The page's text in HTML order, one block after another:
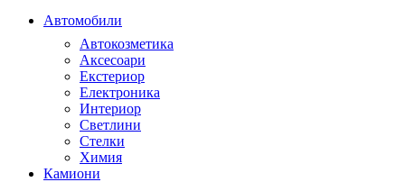
Автомобили
Автокозметика
Аксесоари
Екстериор
Електроника
Интериор
Светлини
Стелки
Химия
Камиони